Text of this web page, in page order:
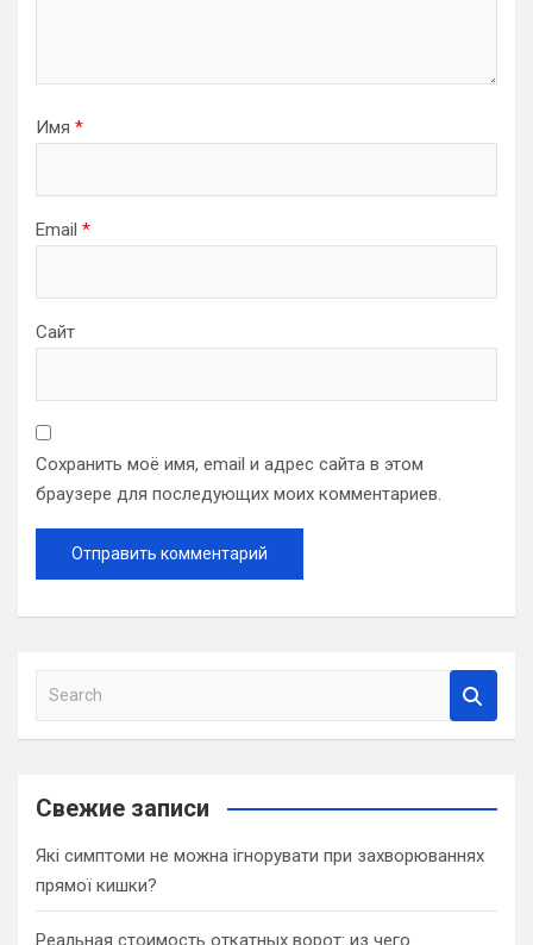
Имя *
Email *
Сайт
Сохранить моё имя, email и адрес сайта в этом
браузере для последующих моих комментариев.
a
c
Свежие записи
Які симптоми не можна ігнорувати при захворюваннях
прямої кишки?
Реальная стоимость откатных ворот: из чего